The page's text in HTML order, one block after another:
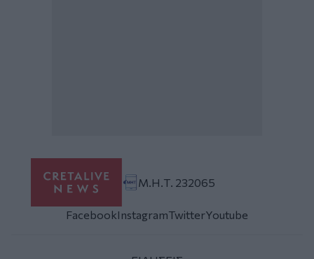
Μ.Η.Τ. 232065
FacebookInstagramTwitterYoutube